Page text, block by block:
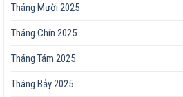
Tháng Mười 2025
Tháng Chín 2025
Tháng Tám 2025
Tháng Bảy 2025